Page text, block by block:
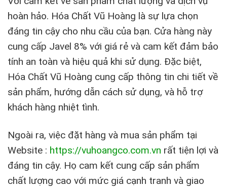
hoàn hảo. Hóa Chất Vũ Hoàng là sự lựa chọn
đáng tin cậy cho nhu cầu của bạn. Cửa hàng này
cung cấp Javel 8% với giá rẻ và cam kết đảm bảo
tính an toàn và hiệu quả khi sử dụng. Đặc biệt,
Hóa Chất Vũ Hoàng cung cấp thông tin chi tiết về
sản phẩm, hướng dẫn cách sử dụng, và hỗ trợ
khách hàng nhiệt tình.
Ngoài ra, việc đặt hàng và mua sản phẩm tại
Website : https://vuhoangco.com.vn rất tiện lợi và
đáng tin cậy. Họ cam kết cung cấp sản phẩm
chất lượng cao với mức giá cạnh tranh và giao